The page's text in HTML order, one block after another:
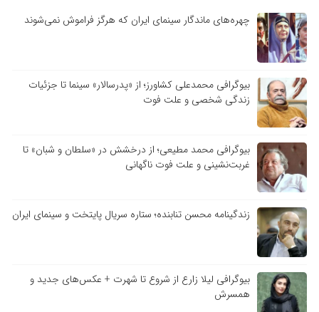
چهره‌های ماندگار سینمای ایران که هرگز فراموش نمی‌شوند
بیوگرافی محمدعلی کشاورز؛ از «پدرسالار» سینما تا جزئیات
زندگی شخصی و علت فوت
بیوگرافی محمد مطیعی؛ از درخشش در «سلطان و شبان» تا
غربت‌نشینی و علت فوت ناگهانی
زندگینامه محسن تنابنده؛ ستاره سریال پایتخت و سینمای ایران
بیوگرافی لیلا زارع از شروع تا شهرت + عکس‌های جدید و
همسرش